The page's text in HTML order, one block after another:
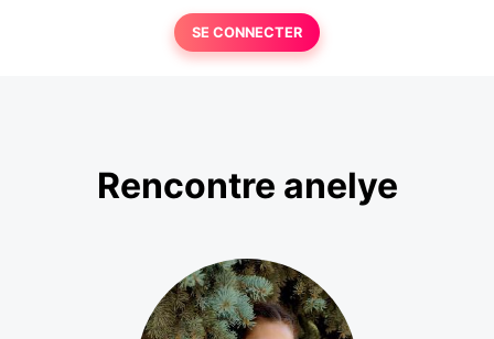
SE CONNECTER
Rencontre anelye